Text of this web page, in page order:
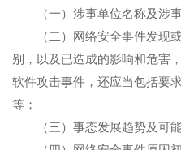
（一）涉事单位名称及涉
（二）网络安全事件发现
别，以及已造成的影响和危害
软件攻击事件，还应当包括要
等；
（三）事态发展趋势及可